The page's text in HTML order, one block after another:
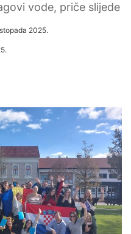
vode, priče slijede
2025.